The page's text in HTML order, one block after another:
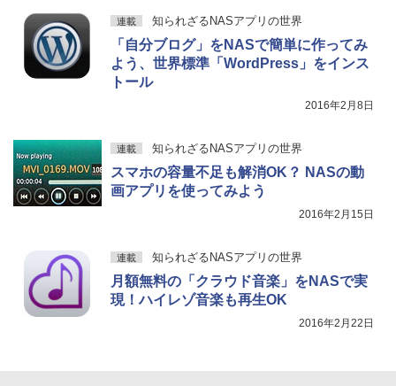
連載 知られざるNASアプリの世界
「自分ブログ」をNASで簡単に作ってみ
よう、世界標準「WordPress」をインス
トール
2016年2月8日
連載 知られざるNASアプリの世界
スマホの容量不足も解消OK？ NASの動
画アプリを使ってみよう
2016年2月15日
連載 知られざるNASアプリの世界
月額無料の「クラウド音楽」をNASで実
現！ハイレゾ音楽も再生OK
2016年2月22日